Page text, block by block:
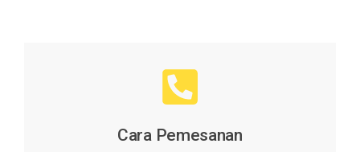
Cara Pemesanan